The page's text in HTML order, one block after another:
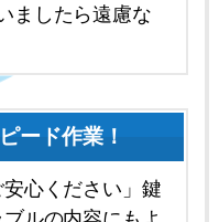
ましたら遠慮な
ード作業！
安心ください」鍵